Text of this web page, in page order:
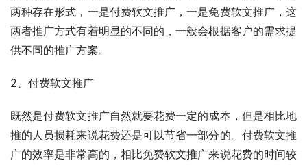
两种存在形式，一是付费软文推广，一是免费软文推广，这
两者推广方式有着明显的不同的，一般会根据客户的需求提
供不同的推广方案。
2、付费软文推广
既然是付费软文推广自然就要花费一定的成本，但是相比地
推的人员损耗来说花费还是可以节省一部分的。付费软文推
广的效率是非常高的，相比免费软文推广来说花费的时间较